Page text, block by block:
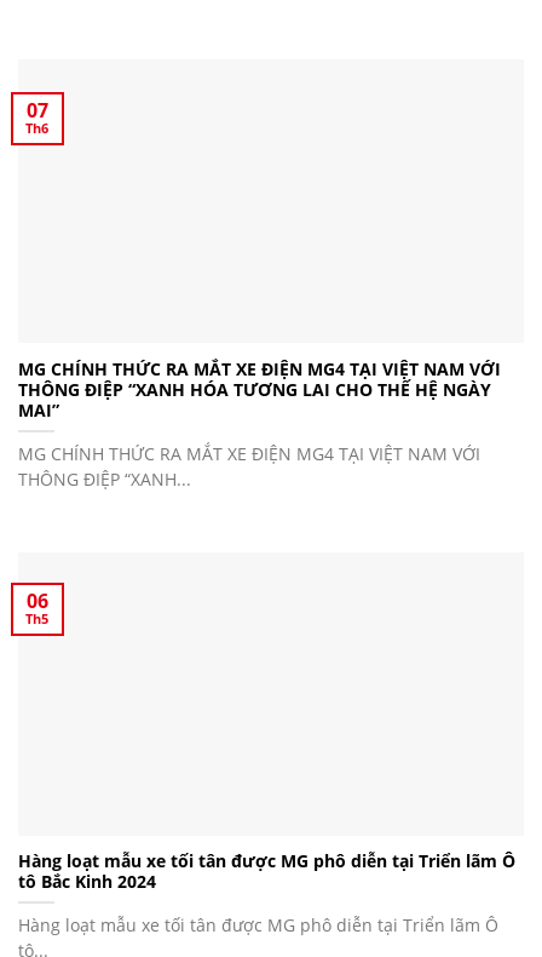
MG CHÍNH THỨC RA MẮT XE ĐIỆN MG4 TẠI VIỆT NAM VỚI
THÔNG ĐIỆP “XANH HÓA TƯƠNG LAI CHO THẾ HỆ NGÀY
MAI”
MG CHÍNH THỨC RA MẮT XE ĐIỆN MG4 TẠI VIỆT NAM VỚI
THÔNG ĐIỆP “XANH...
07
Th6
Hàng loạt mẫu xe tối tân được MG phô diễn tại Triển lãm Ô
tô Bắc Kinh 2024
Hàng loạt mẫu xe tối tân được MG phô diễn tại Triển lãm Ô
tô...
06
Th5